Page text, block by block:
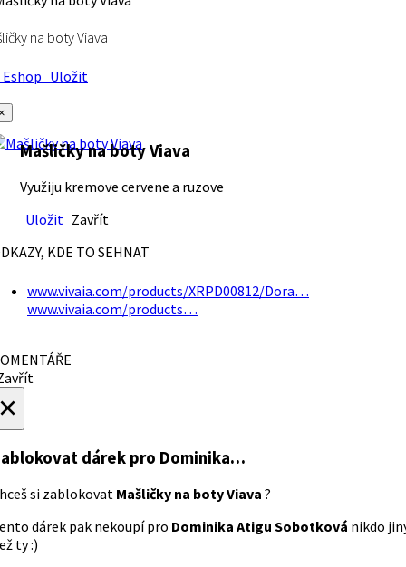
na boty Viava
Uložit
Mašličky na boty Viava
Využiju kremove cervene a ruzove
Uložit Zavřít
KDE TO SEHNAT
www.vivaia.com/products/XRPD00812/Dora…
www.vivaia.com/products…
dárek pro Dominika…
si zablokovat Mašličky na boty Viava ?
dárek pak nekoupí pro Dominika Atigu Sobotková nikdo
ty :)